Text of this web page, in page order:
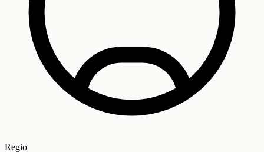
Regio